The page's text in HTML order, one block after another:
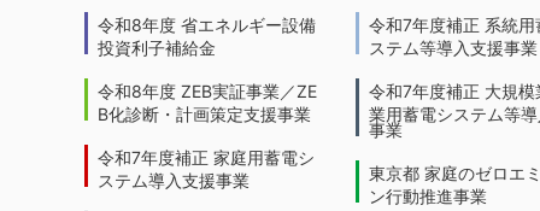
令和8年度 省エネルギー設備
投資利子補給金
令和8年度 ZEB実証事業／ZE
B化診断・計画策定支援事業
令和7年度補正 家庭用蓄電シ
ステム導入支援事業
令和7年度補正 系統用
ステム等導入支援事業
令和7年度補正 大規模
業用蓄電システム等
事業
東京都 家庭のゼロエ
ン行動推進事業